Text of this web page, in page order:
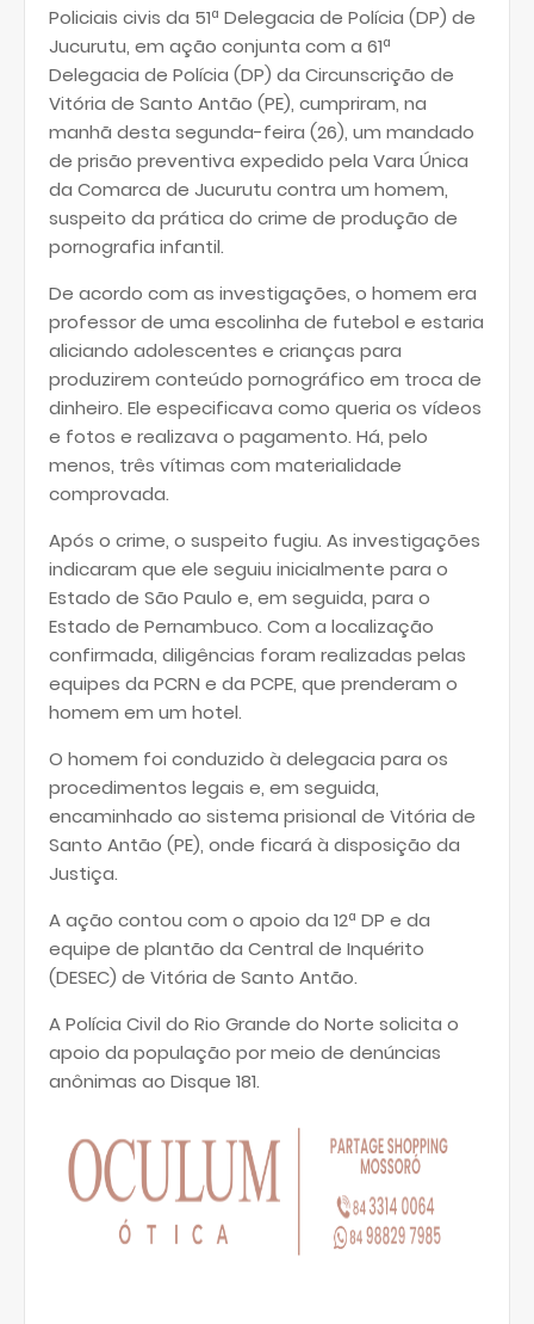
Policiais civis da 51ª Delegacia de Polícia (DP) de
Jucurutu, em ação conjunta com a 61ª
Delegacia de Polícia (DP) da Circunscrição de
Vitória de Santo Antão (PE), cumpriram, na
manhã desta segunda-feira (26), um mandado
de prisão preventiva expedido pela Vara Única
da Comarca de Jucurutu contra um homem,
suspeito da prática do crime de produção de
pornografia infantil.
De acordo com as investigações, o homem era
professor de uma escolinha de futebol e estaria
aliciando adolescentes e crianças para
produzirem conteúdo pornográfico em troca de
dinheiro. Ele especificava como queria os vídeos
e fotos e realizava o pagamento. Há, pelo
menos, três vítimas com materialidade
comprovada.
Após o crime, o suspeito fugiu. As investigações
indicaram que ele seguiu inicialmente para o
Estado de São Paulo e, em seguida, para o
Estado de Pernambuco. Com a localização
confirmada, diligências foram realizadas pelas
equipes da PCRN e da PCPE, que prenderam o
homem em um hotel.
O homem foi conduzido à delegacia para os
procedimentos legais e, em seguida,
encaminhado ao sistema prisional de Vitória de
Santo Antão (PE), onde ficará à disposição da
Justiça.
A ação contou com o apoio da 12ª DP e da
equipe de plantão da Central de Inquérito
(DESEC) de Vitória de Santo Antão.
A Polícia Civil do Rio Grande do Norte solicita o
apoio da população por meio de denúncias
anônimas ao Disque 181.